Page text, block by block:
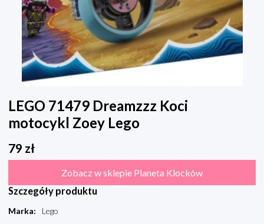
LEGO 71479 Dreamzzz Koci
motocykl Zoey Lego
79 zł
Zobacz w sklepie Planeta Klocków
Szczegóły produktu
Marka:
Lego